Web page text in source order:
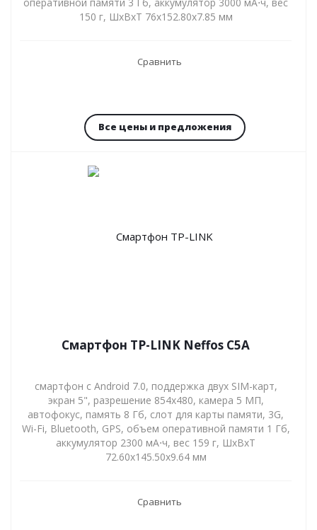
150 г, ШxВxТ 76x152.80x7.85 мм
Сравнить
Все цены и предложения
Смартфон TP-LINK Neffos C5A
смартфон с Android 7.0, поддержка двух SIM-карт,
экран 5", разрешение 854x480, камера 5 МП,
автофокус, память 8 Гб, слот для карты памяти, 3G,
Wi-Fi, Bluetooth, GPS, объем оперативной памяти 1 Гб,
аккумулятор 2300 мА⋅ч, вес 159 г, ШxВxТ
72.60x145.50x9.64 мм
Сравнить